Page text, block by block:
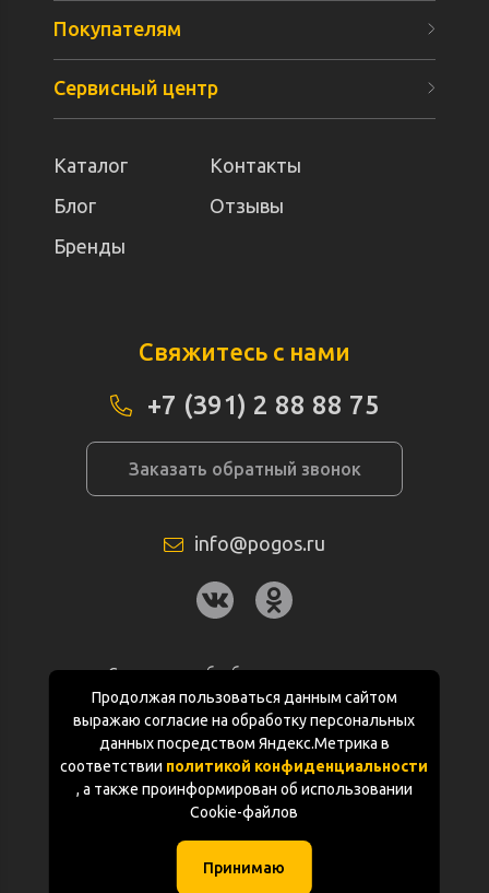
Продолжая пользоваться данным сайтом
выражаю согласие на обработку персональных
данных посредством Яндекс.Метрика в
соответствии политикой конфиденциальности
, а также проинформирован об использовании
Cookie-файлов
Принимаю
Покупателям
Сервисный центр
Каталог
Контакты
Блог
Отзывы
Бренды
Свяжитесь с нами
+7 (391) 2 88 88 75
Заказать обратный звонок
info@pogos.ru
Согласие на обработку персональных
данных
Политика конфиденциальности
Документация